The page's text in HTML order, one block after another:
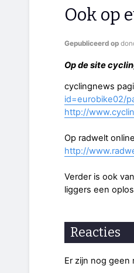
Ook op
Gepubliceerd op
Op de site
cyclingnews
id=eurobike02/
http://
Op radwelt
http://
Verder is ook
liggers een
Reacties
Er zijn nog geen